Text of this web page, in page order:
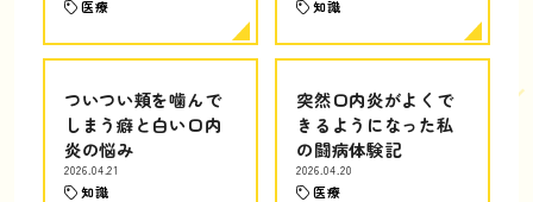
医療 知識
ついつい頬を噛んで
しまう癖と白い口内
炎の悩み
2026.04.21
知識
突然口内炎がよくで
きるようになった私
の闘病体験記
2026.04.20
医療